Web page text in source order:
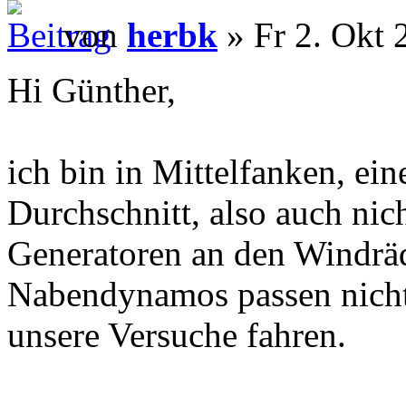
von herbk » Fr 2. Okt
Hi Günther,
ich bin in Mittelfanken,
Durchschnitt, also auch
Generatoren an den
Nabendynamos passen
unsere Versuche fahren.